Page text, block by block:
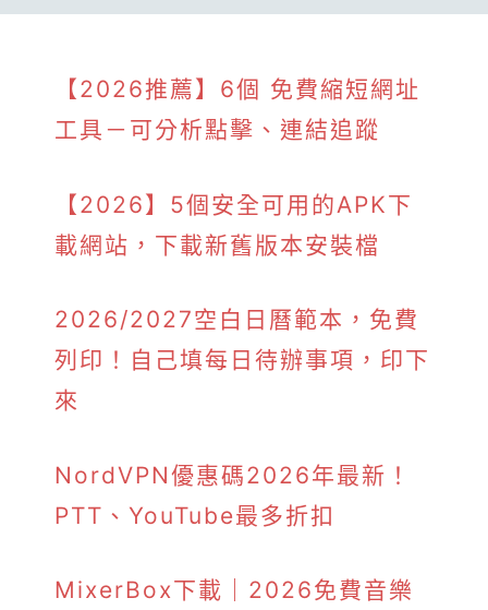
【2026推薦】6個 免費縮短網址
工具－可分析點擊、連結追蹤
【2026】5個安全可用的APK下
載網站，下載新舊版本安裝檔
2026/2027空白日曆範本，免費
列印！自己填每日待辦事項，印下
來
NordVPN優惠碼2026年最新！
PTT、YouTube最多折扣
MixerBox下載｜2026免費音樂